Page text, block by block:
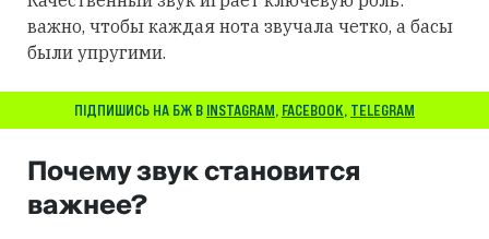
важно, чтобы каждая нота звучала четко, а басы
были упругими.
ПІДПИШИСЬ НА БЖ В INSTAGRAM, FACEBOOK, TELEGRAM
Почему звук становится
важнее?